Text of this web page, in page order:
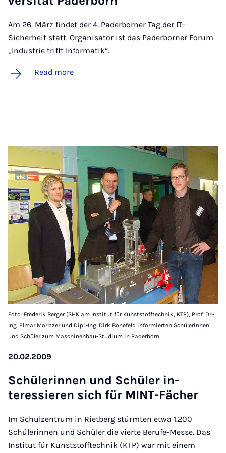
Am 26. März findet der 4. Paderborner Tag der IT-
Sicherheit statt. Organisator ist das Paderborner Forum
„Industrie trifft Informatik“.
Read more
Foto: Frederik Berger (SHK am Institut für Kunststofftechnik, KTP), Prof. Dr.-
Ing. Elmar Moritzer und Dipl.-Ing. Dirk Bonefeld informierten Schülerinnen
und Schüler zum Maschinenbau-Studium in Paderborn.
20.02.2009
Schüler­innen und Schüler in­
teressier­en sich für MINT-Fäch­er
Im Schulzentrum in Rietberg stürmten etwa 1.200
Schülerinnen und Schüler die vierte Berufe-Messe. Das
Institut für Kunststofftechnik (KTP) war mit einem